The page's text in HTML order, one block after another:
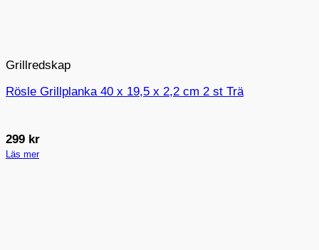
Grillredskap
Rösle Grillplanka 40 x 19,5 x 2,2 cm 2 st Trä
299 kr
Läs mer